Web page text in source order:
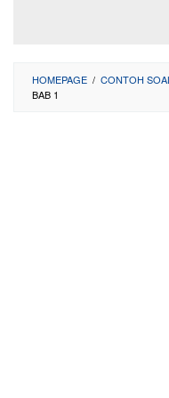
HOMEPAGE / CONTOH SOAL
BAB 1